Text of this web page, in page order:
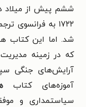
ششم پیش از میلاد
۱۷۲۲ به
شد. اما این کتاب
که در زمینه
آرایش‌های جنگی
آموزه‌های کتاب
سیاستمداری و